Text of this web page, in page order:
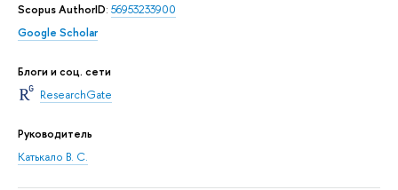
Scopus AuthorID: 56953233900
Google Scholar
Блоги и соц. сети
ResearchGate
Руководитель
Катькало В. С.